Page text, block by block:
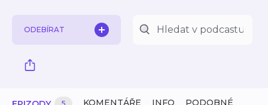
ODEBÍRAT
KOMENTÁŘE INFO PODOBNÉ